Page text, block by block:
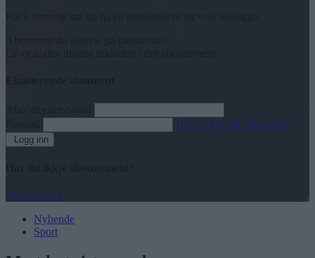
Har du gløymt passordet?
Logg inn
Bli abonnent
Nyhende
Sport